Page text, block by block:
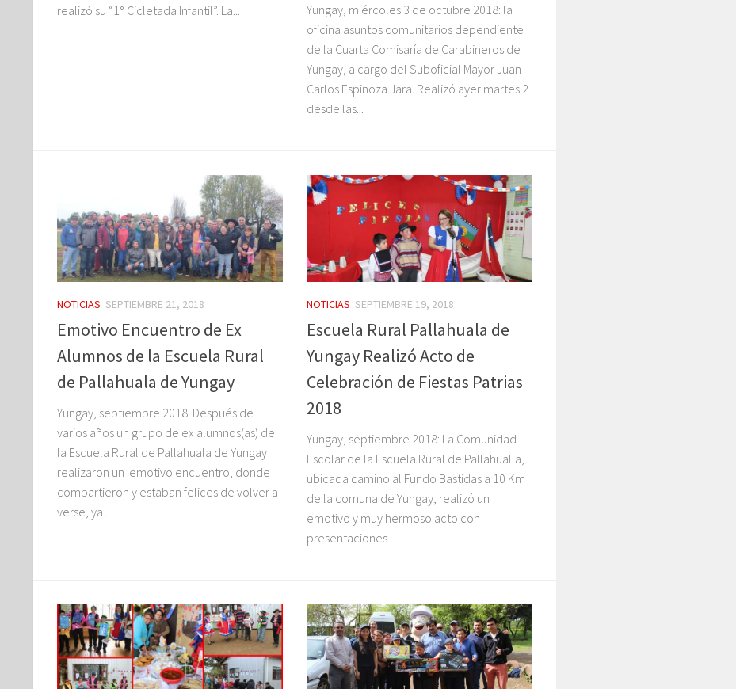
realizó su “1° Cicletada Infantil”. La...
Yungay, miércoles 3 de octubre 2018: la
oficina asuntos comunitarios dependiente
de la Cuarta Comisaría de Carabineros de
Yungay, a cargo del Suboficial Mayor Juan
Carlos Espinoza Jara. Realizó ayer martes 2
desde las...
NOTICIAS SEPTIEMBRE 21, 2018
Emotivo Encuentro de Ex
Alumnos de la Escuela Rural
de Pallahuala de Yungay
Yungay, septiembre 2018: Después de
varios años un grupo de ex alumnos(as) de
la Escuela Rural de Pallahuala de Yungay
realizaron un emotivo encuentro, donde
compartieron y estaban felices de volver a
verse, ya...
NOTICIAS SEPTIEMBRE 19, 2018
Escuela Rural Pallahuala de
Yungay Realizó Acto de
Celebración de Fiestas Patrias
2018
Yungay, septiembre 2018: La Comunidad
Escolar de la Escuela Rural de Pallahualla,
ubicada camino al Fundo Bastidas a 10 Km
de la comuna de Yungay, realizó un
emotivo y muy hermoso acto con
presentaciones...